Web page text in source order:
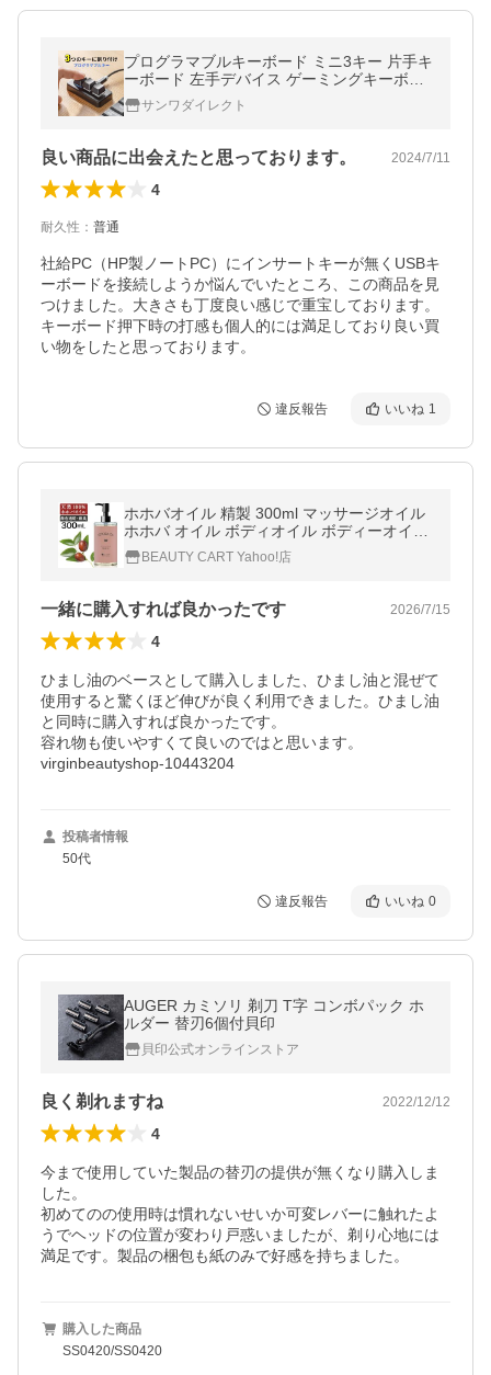
プログラマブルキーボード ミニ3キー 片手キ
ーボード 左手デバイス ゲーミングキーボー
ド メカニカル 青軸 割付 日本語取扱説明書付
き 有線接続 400-SKB075
サンワダイレクト
良い商品に出会えたと思っております。 2024/7/11
4
耐久性 ： 普通
社給PC（HP製ノートPC）にインサートキーが無くUSBキ
ーボードを接続しようか悩んでいたところ、この商品を見
つけました。大きさも丁度良い感じで重宝しております。
キーボード押下時の打感も個人的には満足しており良い買
い物をしたと思っております。
違反報告 いいね 1
ホホバオイル 精製 300ml マッサージオイル
ホホバ オイル ボディオイル ボディーオイル
無添加 ボタニカル キャリアオイル 頭皮 無香
料 爆買 超PayPay祭
BEAUTY CART Yahoo!店
一緒に購入すれば良かったです 2026/7/15
4
ひまし油のベースとして購入しました、ひまし油と混ぜて
使用すると驚くほど伸びが良く利用できました。ひまし油
と同時に購入すれば良かったです。
容れ物も使いやすくて良いのではと思います。
virginbeautyshop-10443204
投稿者情報
50代
違反報告 いいね 0
AUGER カミソリ 剃刀 T字 コンボパック ホ
ルダー 替刃6個付貝印
貝印公式オンラインストア
良く剃れますね 2022/12/12
4
今まで使用していた製品の替刃の提供が無くなり購入しま
した。
初めてのの使用時は慣れないせいか可変レバーに触れたよ
うでヘッドの位置が変わり戸惑いましたが、剃り心地には
購入した商品
SS0420/SS0420